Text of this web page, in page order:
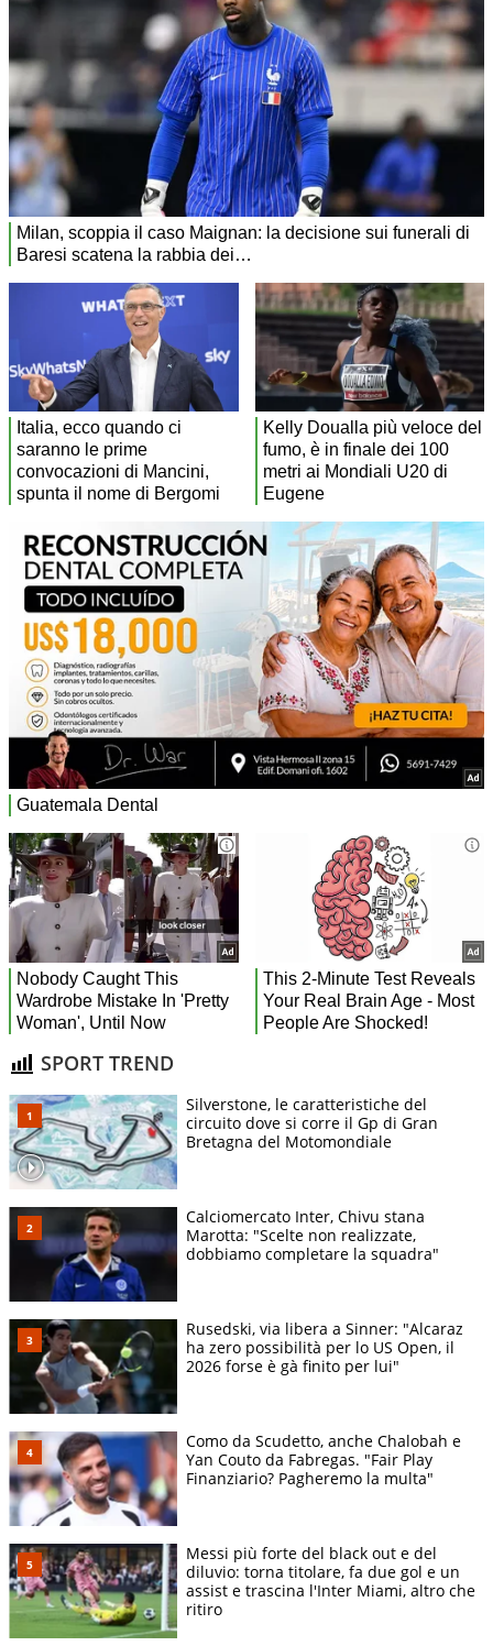
SPORT TREND
Silverstone, le caratteristiche del
circuito dove si corre il Gp di Gran
Bretagna del Motomondiale
Calciomercato Inter, Chivu stana
Marotta: "Scelte non realizzate,
dobbiamo completare la squadra"
Rusedski, via libera a Sinner: "Alcaraz
ha zero possibilità per lo US Open, il
2026 forse è gà finito per lui"
Como da Scudetto, anche Chalobah e
Yan Couto da Fabregas. "Fair Play
Finanziario? Pagheremo la multa"
Messi più forte del black out e del
diluvio: torna titolare, fa due gol e un
assist e trascina l'Inter Miami, altro che
ritiro